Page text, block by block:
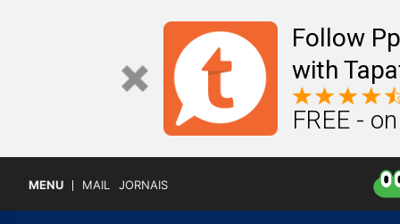
Follow
with
FREE -
MENU MAIL JORNAIS